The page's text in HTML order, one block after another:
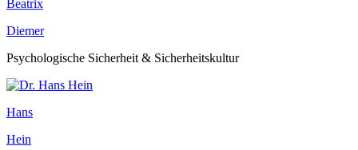
Beatrix
Diemer
Psychologische Sicherheit & Sicherheitskultur
Hans
Hein